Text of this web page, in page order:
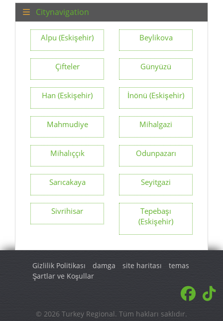
Citynavigation
Alpu (Eskişehir) Beylikova
Çifteler Günyüzü
Han (Eskişehir) İnönü (Eskişehir)
Mahmudiye Mihalgazi
Mihalıççık Odunpazarı
Sarıcakaya Seyitgazi
Sivrihisar
Tepebaşı
(Eskişehir)
Gizlilik Politikası damga site haritası
temas
Şartlar ve Koşullar
© 2026 Turkey Regional. Tüm hakları saklıdır.